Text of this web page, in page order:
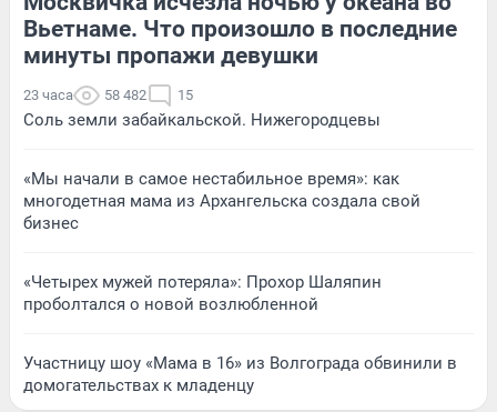
Вьетнаме. Что произошло в последние
минуты пропажи девушки
23 часа 58 482 15
Соль земли забайкальской. Нижегородцевы
«Мы начали в самое нестабильное время»: как
многодетная мама из Архангельска создала свой
бизнес
«Четырех мужей потеряла»: Прохор Шаляпин
проболтался о новой возлюбленной
Участницу шоу «Мама в 16» из Волгограда обвинили в
домогательствах к младенцу